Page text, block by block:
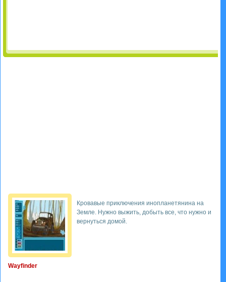
Wayfinder
Кровавые приключения инопланетянина на
Земле. Нужно выжить, добыть все, что нужно и
вернуться домой.